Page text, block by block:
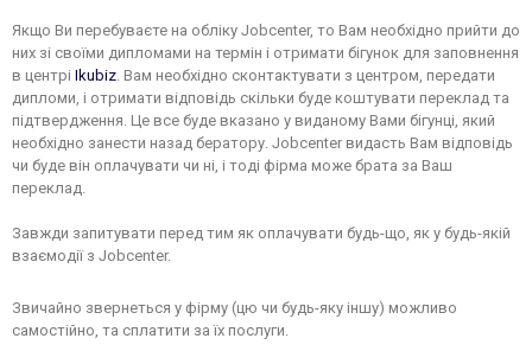
Якщо Ви перебуваєте на обліку Jobcenter, то Вам необхідно прийти до
них зі своїми дипломами на термін і отримати бігунок для заповнення
в центрі Ikubiz. Вам необхідно сконтактувати з центром, передати
дипломи, і отримати відповідь скільки буде коштувати переклад та
підтвердження. Це все буде вказано у виданому Вами бігунці, який
необхідно занести назад бератору. Jobcenter видасть Вам відповідь
чи буде він оплачувати чи ні, і тоді фірма може брата за Ваш
переклад.
Завжди запитувати перед тим як оплачувати будь-що, як у будь-якій
взаємодії з Jobcenter.
Звичайно звернеться у фірму (цю чи будь-яку іншу) можливо
самостійно, та сплатити за їх послуги.